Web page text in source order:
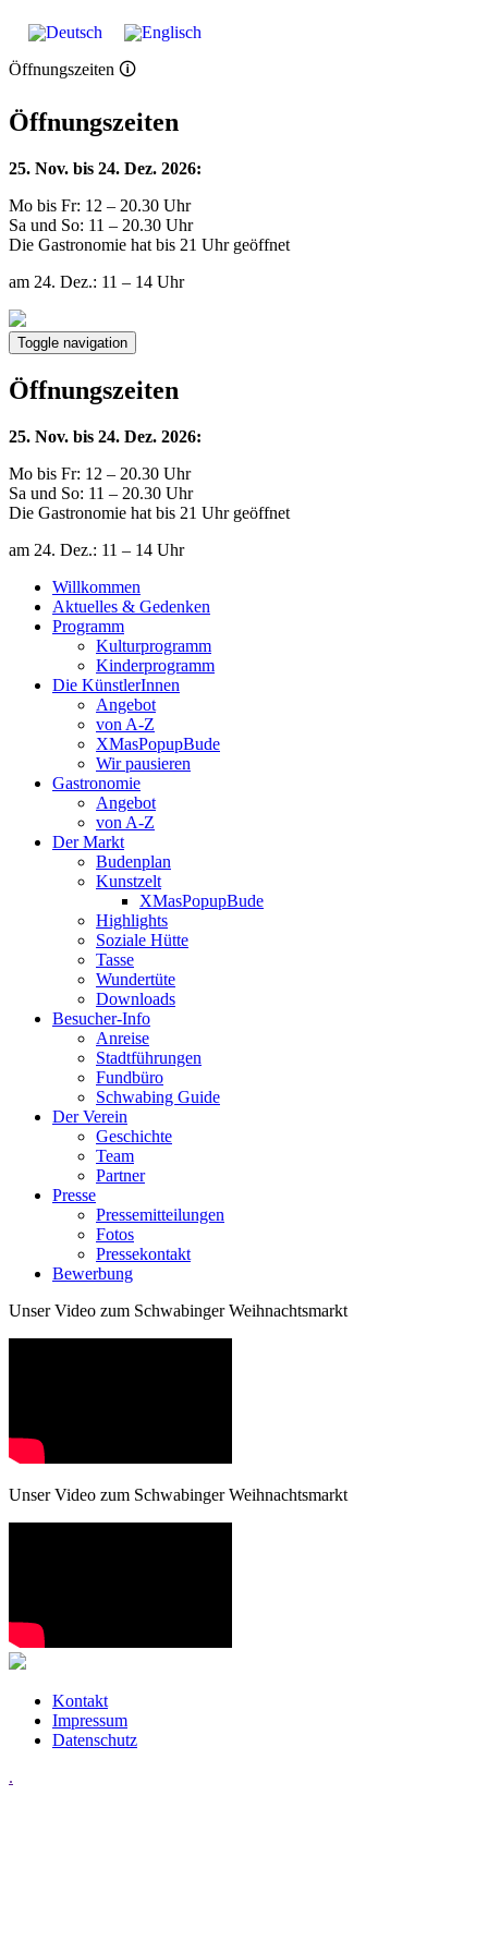
Öffnungszeiten 🛈
Öffnungszeiten
25. Nov. bis 24. Dez. 2026:
Mo bis Fr: 12 – 20.30 Uhr
Sa und So: 11 – 20.30 Uhr
Die Gastronomie hat bis 21 Uhr geöffnet
am 24. Dez.: 11 – 14 Uhr
Toggle navigation
Öffnungszeiten
25. Nov. bis 24. Dez. 2026:
Mo bis Fr: 12 – 20.30 Uhr
Sa und So: 11 – 20.30 Uhr
Die Gastronomie hat bis 21 Uhr geöffnet
am 24. Dez.: 11 – 14 Uhr
Willkommen
Aktuelles & Gedenken
Programm
Kulturprogramm
Kinderprogramm
Die KünstlerInnen
Angebot
von A-Z
XMasPopupBude
Wir pausieren
Gastronomie
Angebot
von A-Z
Der Markt
Budenplan
Kunstzelt
XMasPopupBude
Highlights
Soziale Hütte
Tasse
Wundertüte
Downloads
Besucher-Info
Anreise
Stadtführungen
Fundbüro
Schwabing Guide
Der Verein
Geschichte
Team
Partner
Presse
Pressemitteilungen
Fotos
Pressekontakt
Bewerbung
Unser Video zum Schwabinger Weihnachtsmarkt
Unser Video zum Schwabinger Weihnachtsmarkt
Kontakt
Impressum
Datenschutz
.